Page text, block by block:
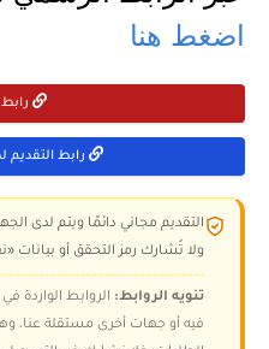
اضغط هنا
رابط التقديم
التقديم مجاني دائمًا ويتم لدى
ولا تُشارك رمز التحقق أو بيانات
تنويه الروابط: الروابط الواردة
فيه أو جهات أخرى مستقلة عنا،